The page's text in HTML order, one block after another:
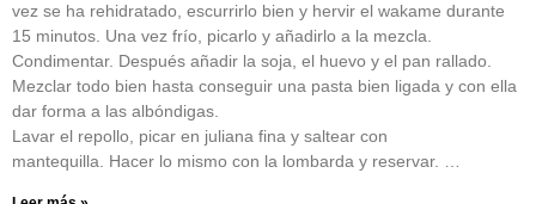
vez se ha rehidratado, escurrirlo bien y hervir el wakame durante
15 minutos. Una vez frío, picarlo y añadirlo a la mezcla.
Condimentar. Después añadir la soja, el huevo y el pan rallado.
Mezclar todo bien hasta conseguir una pasta bien ligada y con ella
dar forma a las albóndigas.
Lavar el repollo, picar en juliana fina y saltear con
mantequilla. Hacer lo mismo con la lombarda y reservar. …